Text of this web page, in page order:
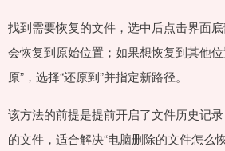
找到需要恢复的文件，选中后点击界面
会恢复到原始位置；如果想恢复到其他
原”，选择“还原到”并指定新路径。
该方法的前提是提前开启了文件历史记
的文件，适合解决“电脑删除的文件怎么